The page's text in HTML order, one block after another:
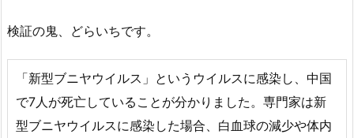
検証の鬼、どらいちです。
「新型ブニヤウイルス」というウイルスに感染し、中国
で7人が死亡していることが分かりました。専門家は新
型ブニヤウイルスに感染した場合、白血球の減少や体内